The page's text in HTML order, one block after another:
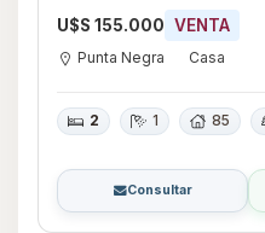
U$S 155.000 VENTA
Punta Negra Casa
2 1 85
Consultar